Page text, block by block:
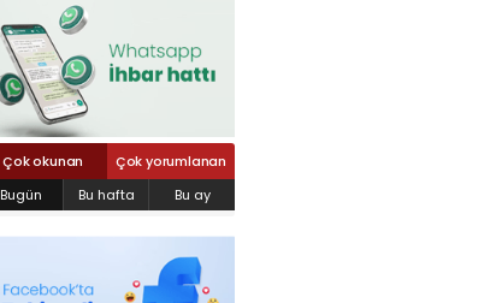
Çok okunan
Çok yorumlanan
Bugün
Bu hafta Bu ay
Yahya Kaptan Mahallesi Akkavaklar
Caddesi No:17/4 İzmit-KOCAELİ